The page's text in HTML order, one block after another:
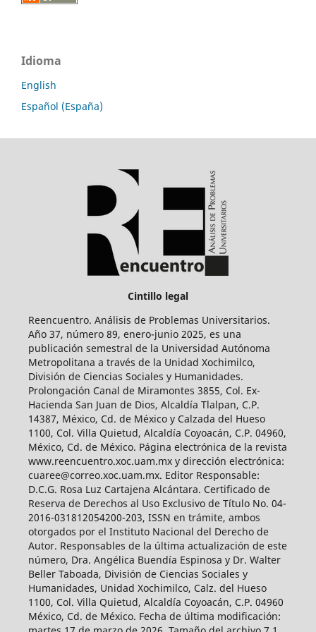
Idioma
English
Español (España)
Cintillo legal
Reencuentro. Análisis de Problemas Universitarios.
Año 37, número 89, enero-junio 2025, es una
publicación semestral de la Universidad Autónoma
Metropolitana a través de la Unidad Xochimilco,
División de Ciencias Sociales y Humanidades.
Prolongación Canal de Miramontes 3855, Col. Ex-
Hacienda San Juan de Dios, Alcaldía Tlalpan, C.P.
14387, México, Cd. de México y Calzada del Hueso
1100, Col. Villa Quietud, Alcaldía Coyoacán, C.P. 04960,
México, Cd. de México. Página electrónica de la revista
www.reencuentro.xoc.uam.mx y dirección electrónica:
cuaree@correo.xoc.uam.mx. Editor Responsable:
D.C.G. Rosa Luz Cartajena Alcántara. Certificado de
Reserva de Derechos al Uso Exclusivo de Título No. 04-
2016-031812054200-203, ISSN en trámite, ambos
otorgados por el Instituto Nacional del Derecho de
Autor. Responsables de la última actualización de este
número, Dra. Angélica Buendía Espinosa y Dr. Walter
Beller Taboada, División de Ciencias Sociales y
Humanidades, Unidad Xochimilco, Calz. del Hueso
1100, Col. Villa Quietud, Alcaldía Coyoacán, C.P. 04960
México, Cd. de México. Fecha de última modificación: